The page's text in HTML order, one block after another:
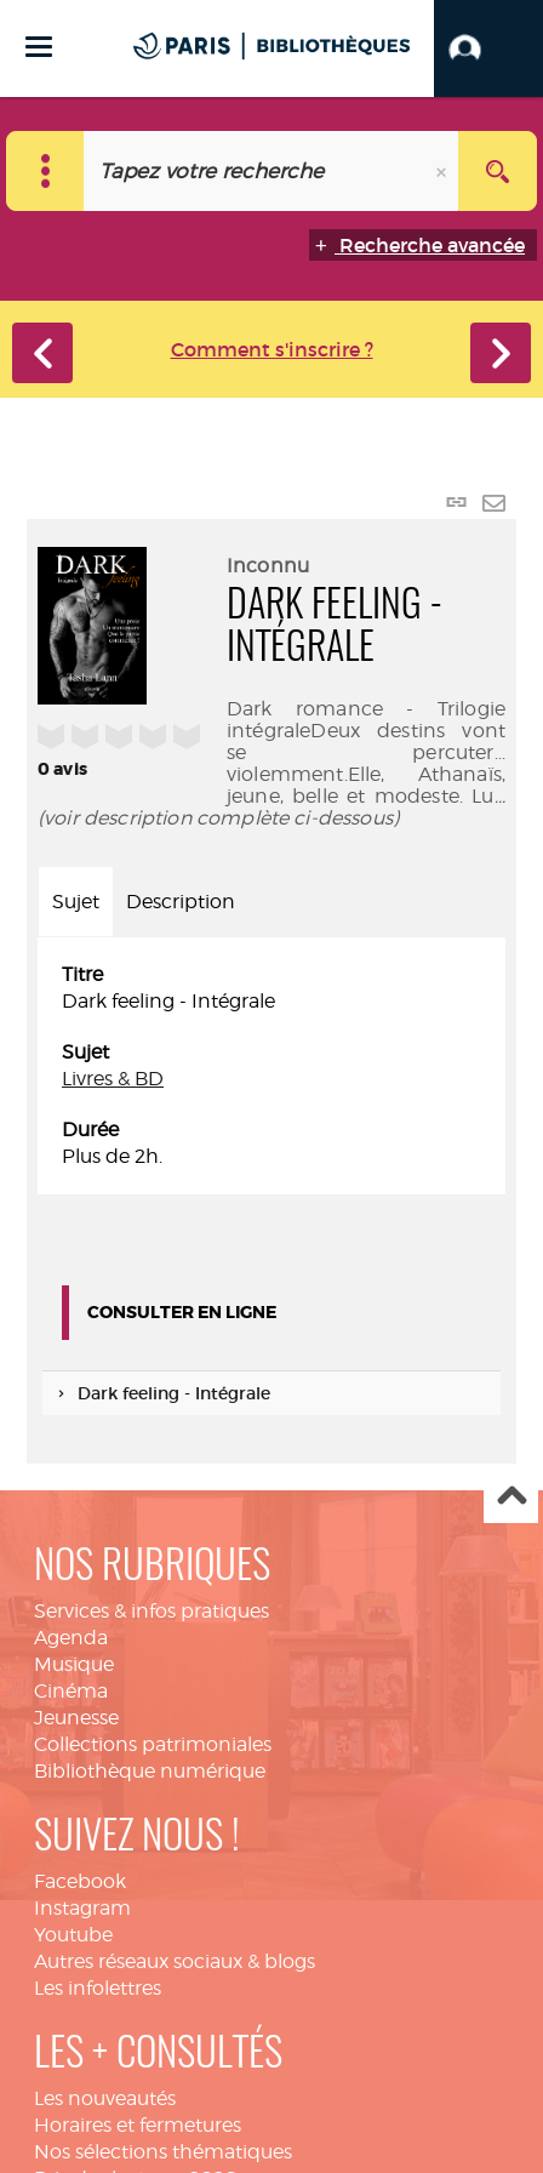
Recherche avancée
Comment s'inscrire ?
Lien
0avis
Inconnu
DARK FEELING -
INTÉGRALE
Dark romance - Trilogie
intégraleDeux destins vont
se percuter...
violemment.Elle, Athanaïs,
jeune, belle et modeste. Lu...
(voir description complète ci-dessous)
Sujet Description
Titre
Dark feeling - Intégrale
Sujet
Livres & BD
Durée
Plus de 2h.
CONSULTER EN LIGNE
Dark feeling - Intégrale
NOS RUBRIQUES
Services & infos pratiques
Agenda
Musique
Cinéma
Jeunesse
Collections patrimoniales
Bibliothèque numérique
SUIVEZ NOUS !
Facebook
Instagram
Youtube
Autres réseaux sociaux & blogs
Les infolettres
LES + CONSULTÉS
Les nouveautés
Horaires et fermetures
Nos sélections thématiques